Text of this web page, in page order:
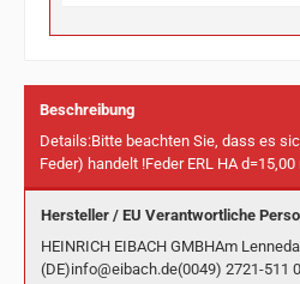
Beschreibung
Details:Bitte beachten Sie, dass es
Feder) handelt !Feder ERL HA
Hersteller / EU Verantwortliche
HEINRICH EIBACH GMBHAm
(DE)info@eibach.de(0049) 2721-511 0